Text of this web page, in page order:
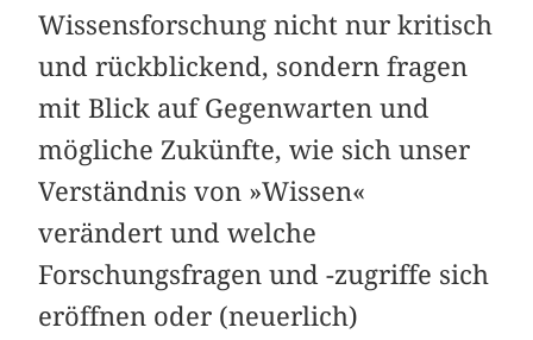
Wissensforschung nicht nur kritisch
und rückblickend, sondern fragen
mit Blick auf Gegenwarten und
mögliche Zukünfte, wie sich unser
Verständnis von »Wissen«
verändert und welche
Forschungsfragen und -zugriffe sich
eröffnen oder (neuerlich)